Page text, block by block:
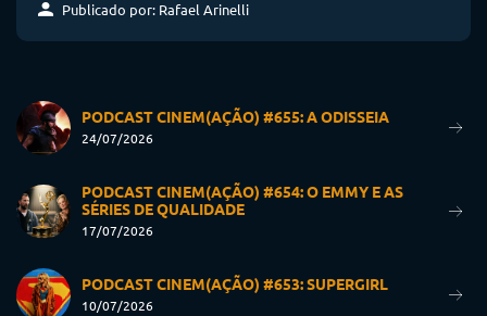
Publicado por: Rafael Arinelli
PODCAST CINEM(AÇÃO) #655: A ODISSEIA
24/07/2026
PODCAST CINEM(AÇÃO) #654: O EMMY E AS
SÉRIES DE QUALIDADE
17/07/2026
PODCAST CINEM(AÇÃO) #653: SUPERGIRL
10/07/2026